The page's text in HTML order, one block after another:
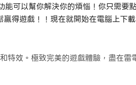
可以幫你解決你的煩惱！你只需要
得遊戲！！現在就開始在電腦上下
效。極致完美的遊戲體驗，盡在雷